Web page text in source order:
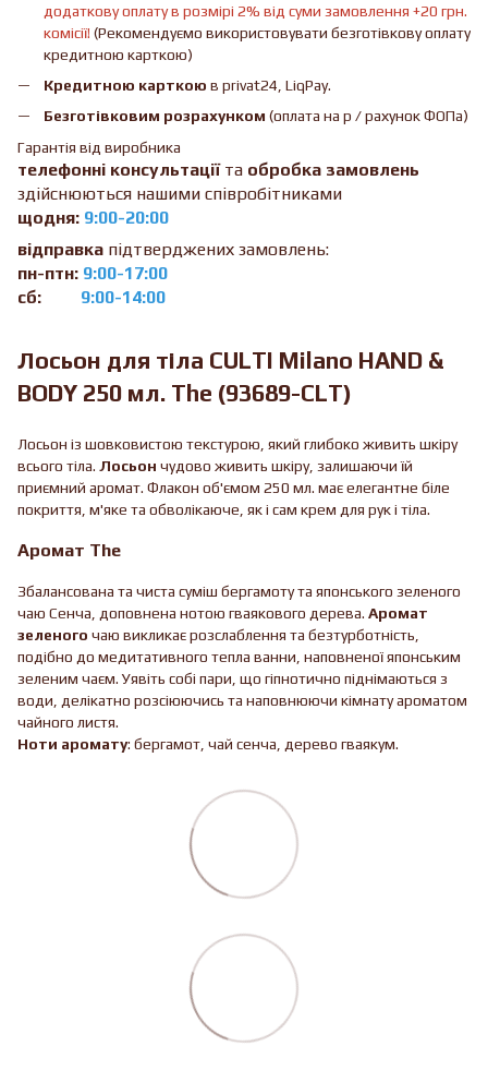
додаткову оплату в розмірі 2% від суми замовлення +20 грн.
комісії! (Рекомендуємо використовувати безготівкову оплату
кредитною карткою)
Кредитною карткою в privat24, LiqPay.
Безготівковим розрахунком (оплата на р / рахунок ФОПа)
Гарантія від виробника
телефонні консультації та обробка замовлень
здійснюються нашими співробітниками
щодня: 9:00-20:00
відправка підтверджених замовлень:
пн-птн: 9:00-17:00
сб:
9:00-14:00
Лосьон для тіла CULTI Milano HAND &
BODY 250 мл. The (93689-CLT)
Лосьон із шовковистою текстурою, який глибоко живить шкіру
всього тіла. Лосьон чудово живить шкіру, залишаючи їй
приємний аромат. Флакон об'ємом 250 мл. має елегантне біле
покриття, м'яке та обволікаюче, як і сам крем для рук і тіла.
Аромат The
Збалансована та чиста суміш бергамоту та японського зеленого
чаю Сенча, доповнена нотою гваякового дерева. Аромат
зеленого чаю викликає розслаблення та безтурботність,
подібно до медитативного тепла ванни, наповненої японським
зеленим чаєм. Уявіть собі пари, що гіпнотично піднімаються з
води, делікатно розсіюючись та наповнюючи кімнату ароматом
чайного листя.
Ноти аромату: бергамот, чай сенча, дерево гваякум.